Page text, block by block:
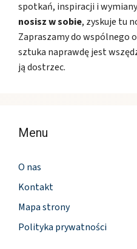
spotkań, inspiracji i
nosisz w sobie, zyskuje tu
Zapraszamy do wspólnego
sztuka naprawdę jest
ją dostrzec.
Menu
O nas
Kontakt
Mapa strony
Polityka prywatności